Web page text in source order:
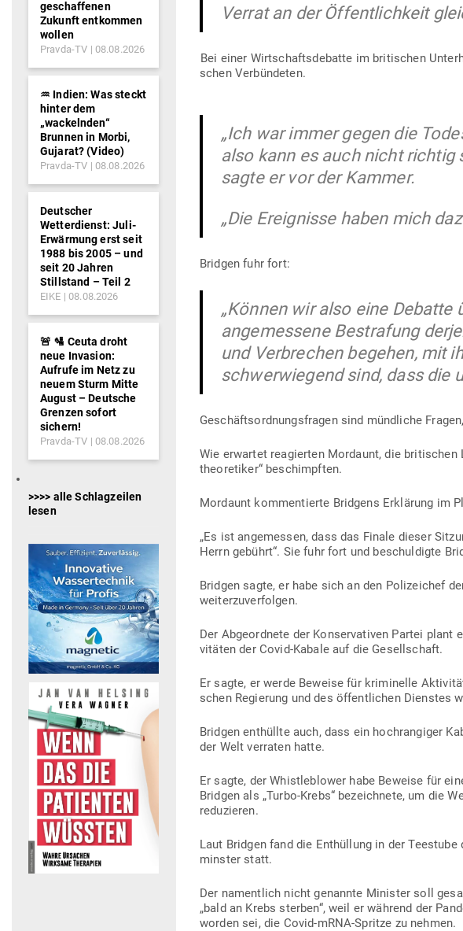
Verrat an der Öffent­lichkeit
Bei einer Wirt­schafts­de­batte im bri­ti­schen
schen Verbündeten.
„Ich war immer gegen die
also kann es auch nicht richtig
sagte er vor der Kammer.
„Die Ereig­nisse haben mich
Bridgen fuhr fort:
„Können wir also eine
ange­messene Bestrafung
und Ver­brechen begehen, mit
schwer­wiegend sind, dass die
Geschäfts­ord­nungs­fragen sind münd­liche
Wie erwartet reagierten Mordaunt, die
theo­re­tiker“ beschimpften.
Mordaunt kom­men­tierte Bridgens Erklärung im
„Es ist ange­messen, dass das Finale dieser
Herrn gebührt“. Sie fuhr fort und beschul­digte
Bridgen sagte, er habe sich an den Poli­zeichef
weiterzuverfolgen.
Der Abge­ordnete der Kon­ser­va­tiven Partei
vi­täten der Covid-Kabale auf die Gesellschaft.
Er sagte, er werde Beweise für kri­mi­nelle
schen Regierung und des öffent­lichen Dienstes
Bridgen ent­hüllte auch, dass ein hoch­ran­giger
der Welt ver­raten hatte.
Er sagte, der Whist­le­b­lower habe Beweise für
Bridgen als „Turbo-Krebs“ bezeichnete, um die
reduzieren.
Laut Bridgen fand die Ent­hüllung in der
minster statt.
Der namentlich nicht genannte Minister soll
„bald an Krebs sterben“, weil er während der
worden sei, die Covid-mRNA-Spritze zu nehmen.
geschaffenen
Zukunft entkommen
wollen
Pravda-TV 08.08.2026
♒︎ Indien: Was steckt
hinter dem
„wackelnden“
Brunnen in Morbi,
Gujarat? (Video)
Pravda-TV 08.08.2026
Deutscher
Wetterdienst: Juli-
Erwärmung erst seit
1988 bis 2005 – und
seit 20 Jahren
Stillstand – Teil 2
EIKE 08.08.2026
🚨 🛂 Ceuta droht
neue Invasion:
Aufrufe im Netz zu
neuem Sturm Mitte
August – Deutsche
Grenzen sofort
sichern!
Pravda-TV 08.08.2026
>>>> alle Schlagzeilen
lesen